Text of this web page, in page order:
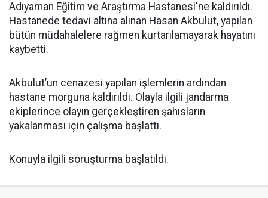
Adıyaman Eğitim ve Araştırma Hastanesi'ne kaldırıldı.
Hastanede tedavi altına alınan Hasan Akbulut, yapılan
bütün müdahalelere rağmen kurtarılamayarak hayatını
kaybetti.
Akbulut’un cenazesi yapılan işlemlerin ardından
hastane morguna kaldırıldı. Olayla ilgili jandarma
ekiplerince olayın gerçekleştiren şahısların
yakalanması için çalışma başlattı.
Konuyla ilgili soruşturma başlatıldı.